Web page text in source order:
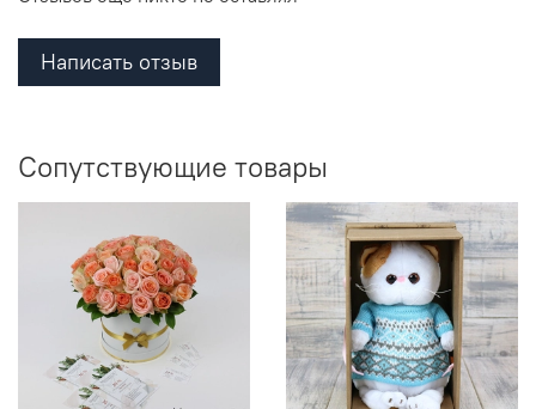
Написать отзыв
Сопутствующие товары